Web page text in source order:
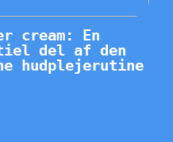
cream: En
del af den
hudplejerutine